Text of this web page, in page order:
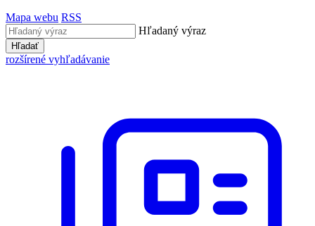
Mapa webu RSS
Hľadaný výraz
Hľadať
rozšírené vyhľadávanie